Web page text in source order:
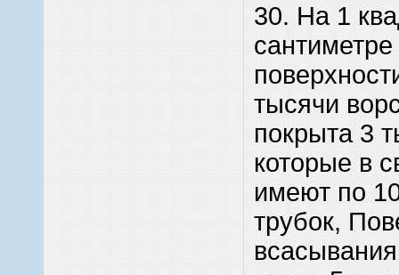
30. На 1
тысячи
покрыта 3
которые в
имеют по
трубок,